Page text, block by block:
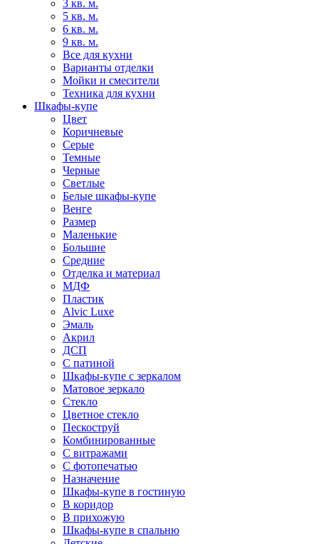
3 кв. м.
5 кв. м.
6 кв. м.
9 кв. м.
Все для кухни
Варианты отделки
Мойки и смесители
Техника для кухни
Шкафы-купе
Цвет
Коричневые
Серые
Темные
Черные
Светлые
Белые шкафы-купе
Венге
Размер
Маленькие
Большие
Средние
Отделка и материал
МДФ
Пластик
Alvic Luxe
Эмаль
Акрил
ДСП
С патиной
Шкафы-купе с зеркалом
Матовое зеркало
Стекло
Цветное стекло
Пескоструй
Комбинированные
С витражами
С фотопечатью
Назначение
Шкафы-купе в гостиную
В коридор
В прихожую
Шкафы-купе в спальню